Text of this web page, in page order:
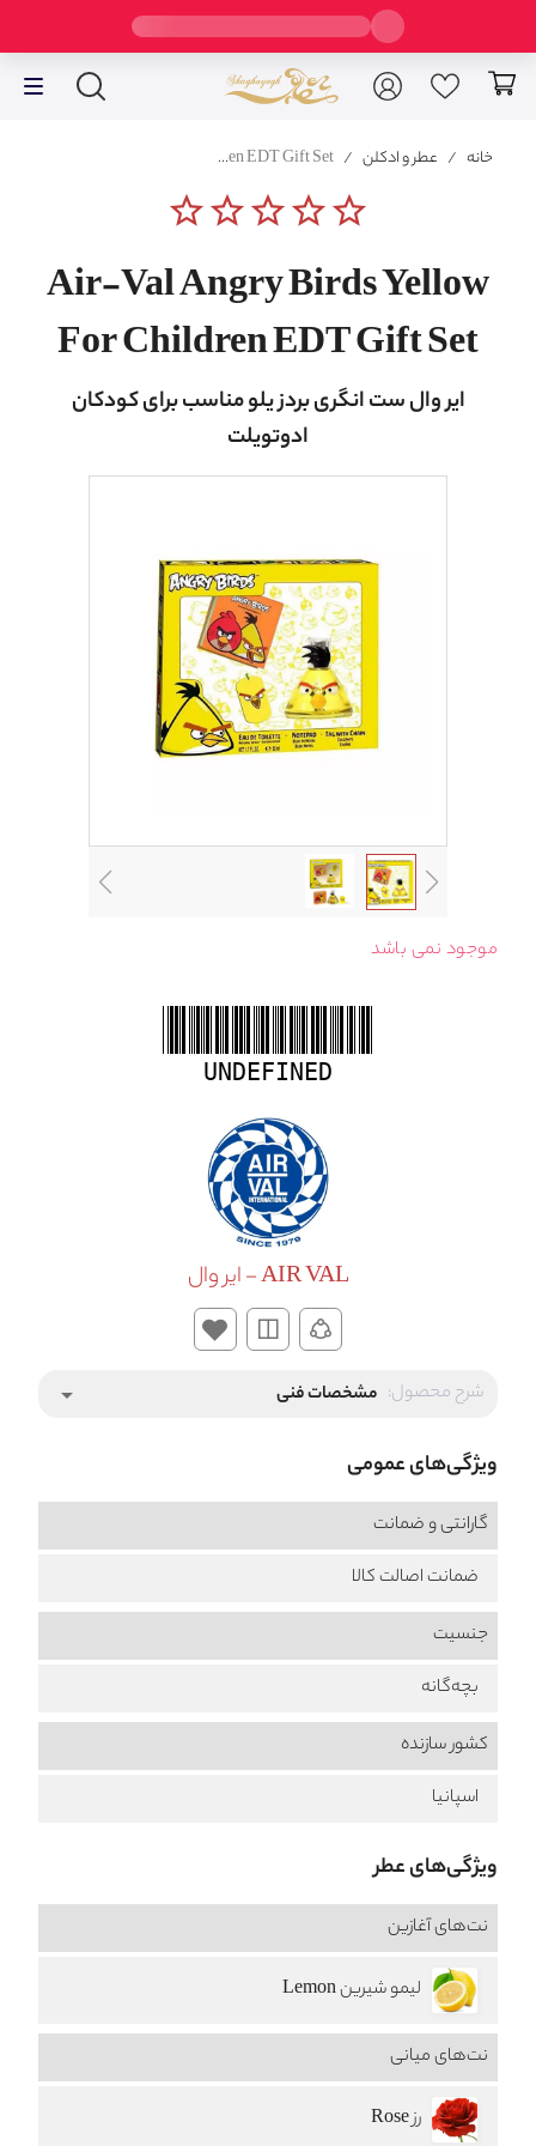
خانه / عطر و ادکلن /
Air Val Angry Birds Yellow For Children EDT Gift Set
star_borderstar_borderstar_borderstar_borderstar_border
Air-Val Angry Birds Yellow
For Children EDT Gift Set
ایر وال ست انگری بردز یلو مناسب برای کودکان
ادوتویلت
موجود نمی باشد
UNDEFINED
AIR VAL - ایر وال
شرح محصول: مشخصات فنی arrow_drop_down
ویژگی‌های عمومی
گارانتی و ضمانت
ضمانت اصالت کالا
جنسیت
بچه‌گانه
کشور سازنده
اسپانیا
ویژگی‌های عطر
نت‌های آغازین
لیمو شیرین Lemon
نت‌های میانی
رز Rose